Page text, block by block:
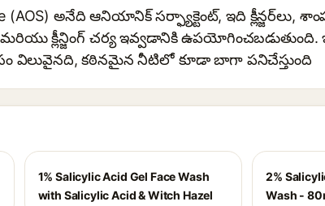
(AOS) అనేది ఆనియానిక్ సర్ఫ్యాక్టెంట్, ఇది క్లీన్జర్‌లు,
క్లీన్జింగ్ చర్య ఇవ్వడానికి ఉపయోగించబడుతుంది.
విలువైనది, కఠినమైన నీటిలో కూడా బాగా పనిచేస్తుంది
1% Salicylic Acid Gel Face Wash
with Salicylic Acid & Witch Hazel
2%
Wash -